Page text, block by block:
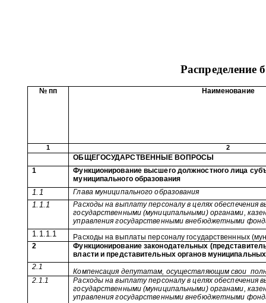
Распределение
№ пп Наименование
1 2
ОБЩЕГОСУДАРСТВЕННЫЕ ВОПРОСЫ
1
Функционирование высшего должностного лица
муниципального образования
1.1 Глава муниципального образования
1.1.1
Расходы на выплату персоналу в целях обеспечения
государственными (муниципальными) органами,
управления государственными внебюджетными
1.1.1.1
Расходы на выплаты персоналу государственнных
2
Функционирование законодательных
власти и представительных органов
2.1
Компенсация депутатам, осуществляющим свои
2.1.1
Расходы на выплату персоналу в целях обеспечения
государственными (муниципальными) органами,
управления государственными внебюджетными